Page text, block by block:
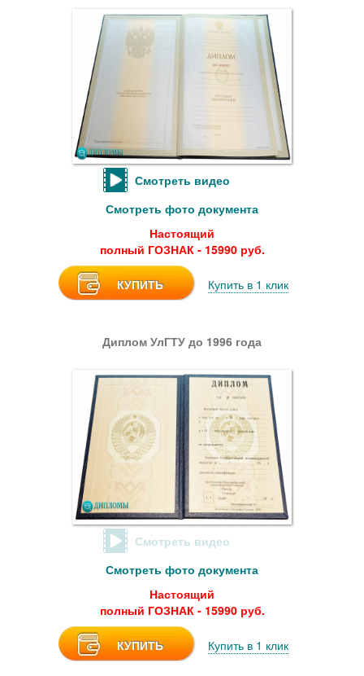
Смотреть видео
Смотреть фото документа
Настоящий
полный ГОЗНАК - 15990 руб.
КУПИТЬ Купить в 1 клик
Диплом УлГТУ до 1996 года
Смотреть видео
Смотреть фото документа
Настоящий
полный ГОЗНАК - 15990 руб.
КУПИТЬ Купить в 1 клик